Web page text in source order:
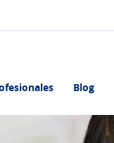
Blog